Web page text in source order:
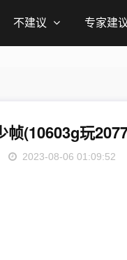
不建议 专家建
帧(10603g玩
2023-08-06 01:09:52